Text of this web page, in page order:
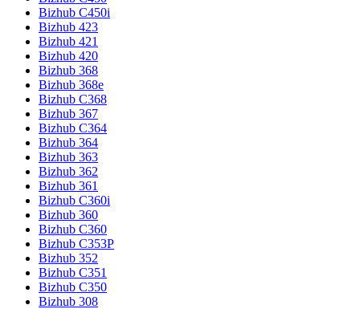
Bizhub C450i
Bizhub 423
Bizhub 421
Bizhub 420
Bizhub 368
Bizhub 368e
Bizhub C368
Bizhub 367
Bizhub C364
Bizhub 364
Bizhub 363
Bizhub 362
Bizhub 361
Bizhub C360i
Bizhub 360
Bizhub C360
Bizhub C353P
Bizhub 352
Bizhub C351
Bizhub C350
Bizhub 308